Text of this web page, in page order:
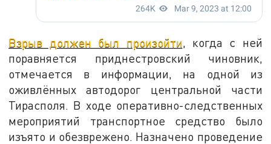
Взрыв должен был произойти, когда с ней
поравняется приднестровский чиновник,
отмечается в информации, на одной из
оживлённых автодорог центральной части
Тирасполя. В ходе оперативно-следственных
мероприятий транспортное средство было
изъято и обезврежено. Назначено проведение